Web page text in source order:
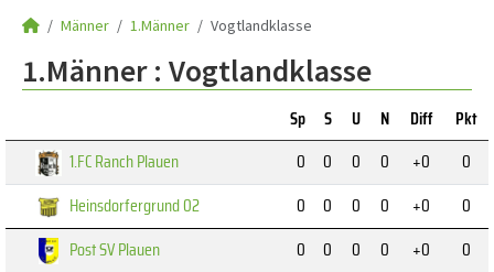
Männer 1.Männer Vogtlandklasse
1.Männer : Vogtlandklasse
Sp S U N Diff
Pkt
1.FC Ranch Plauen
0 0 0 0 +0
0
Heinsdorfergrund 02
0 0 0 0 +0
0
Post SV Plauen
0 0 0 0 +0
0